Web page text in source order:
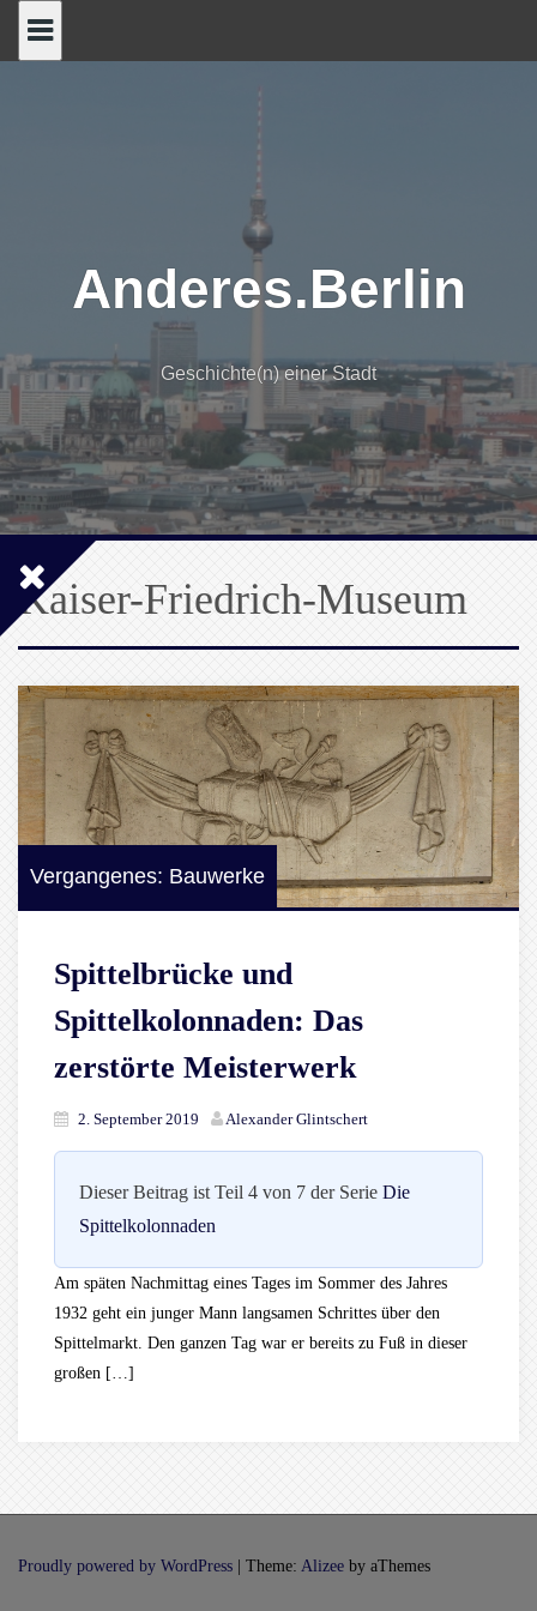
Anderes.Berlin
Geschichte(n) einer Stadt
Kaiser-Friedrich-Museum
Vergangenes: Bauwerke
Spittelbrücke und
Spittelkolonnaden: Das
zerstörte Meisterwerk
2. September 2019 Alexander Glintschert
Dieser Beitrag ist Teil 4 von 7 der Serie Die
Spittelkolonnaden
Am späten Nachmittag eines Tages im Sommer des Jahres
1932 geht ein junger Mann langsamen Schrittes über den
Spittelmarkt. Den ganzen Tag war er bereits zu Fuß in dieser
großen […]
Proudly powered by WordPress Theme: Alizee by aThemes